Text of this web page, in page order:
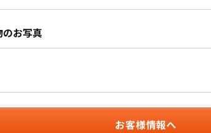
のお写真
お客様情報へ